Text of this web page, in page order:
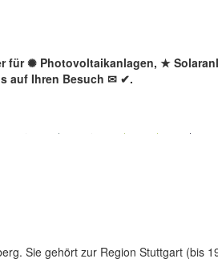
für ✺ Photovoltaikanlagen, ★
auf Ihren Besuch ✉ ✔.
Sie gehört zur Region Stuttgart (bis